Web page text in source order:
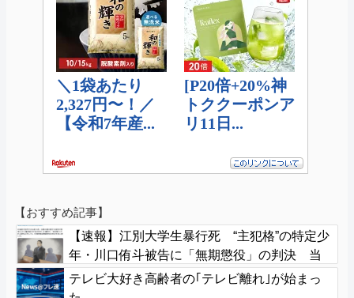
【おすすめ記事】
【速報】江別大学生暴行死 “主犯格”の特定少
年・川口侑斗被告に「無期懲役」の判決 当
時17歳少年に「懲役30年」の判決
テレビ大好き高齢者の｢テレビ離れ｣が始まっ